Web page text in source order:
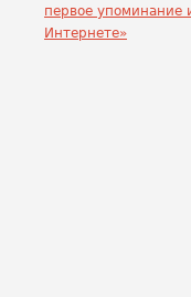
первое упоминание
Интернете»